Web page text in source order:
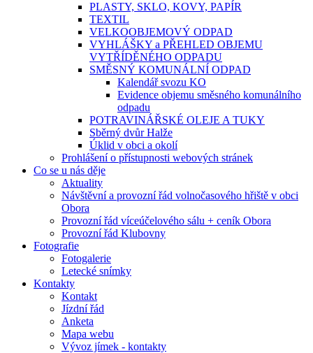
PLASTY, SKLO, KOVY, PAPÍR
TEXTIL
VELKOOBJEMOVÝ ODPAD
VYHLÁŠKY a PŘEHLED OBJEMU
VYTŘÍDĚNÉHO ODPADU
SMĚSNÝ KOMUNÁLNÍ ODPAD
Kalendář svozu KO
Evidence objemu směsného komunálního
odpadu
POTRAVINÁŘSKÉ OLEJE A TUKY
Sběrný dvůr Halže
Úklid v obci a okolí
Prohlášení o přístupnosti webových stránek
Co se u nás děje
Aktuality
Návštěvní a provozní řád volnočasového hřiště v obci
Obora
Provozní řád víceúčelového sálu + ceník Obora
Provozní řád Klubovny
Fotografie
Fotogalerie
Letecké snímky
Kontakty
Kontakt
Jízdní řád
Anketa
Mapa webu
Vývoz jímek - kontakty